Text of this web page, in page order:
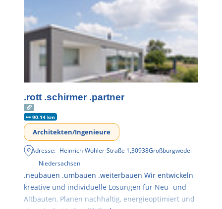
.rott .schirmer .partner
90.14 km
Architekten/Ingenieure
Adresse: Heinrich-Wöhler-Straße 1,30938Großburgwedel
Niedersachsen
.neubauen .umbauen .weiterbauen Wir entwickeln
kreative und individuelle Lösungen für Neu- und
Altbauten, Planen nachhaltig, energieoptimiert und